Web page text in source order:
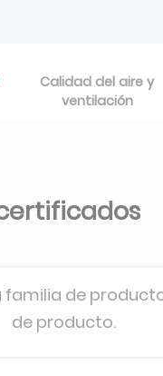
Calidad del aire y
ventilación
familia de
de producto.